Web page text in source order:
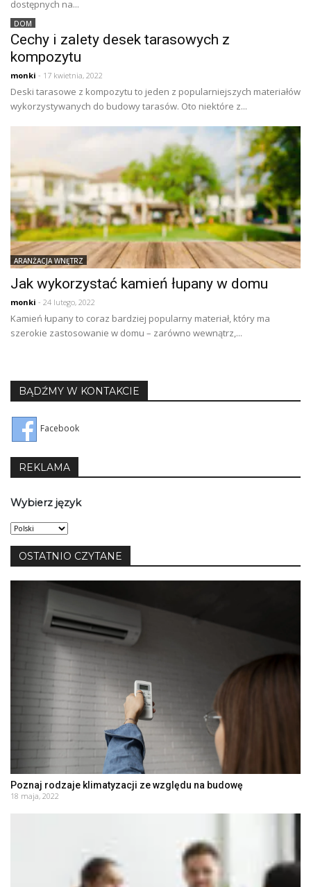
dostępnych na...
DOM
Cechy i zalety desek tarasowych z
kompozytu
monki - 17 kwietnia, 2022
Deski tarasowe z kompozytu to jeden z popularniejszych materiałów
wykorzystywanych do budowy tarasów. Oto niektóre z...
ARANŻACJA WNĘTRZ
Jak wykorzystać kamień łupany w domu
monki - 24 lutego, 2022
Kamień łupany to coraz bardziej popularny materiał, który ma
szerokie zastosowanie w domu – zarówno wewnątrz,...
BĄDŹMY W KONTAKCIE
Facebook
REKLAMA
Wybierz język
Wybierz
język
OSTATNIO CZYTANE
Poznaj rodzaje klimatyzacji ze względu na budowę
18 maja, 2022